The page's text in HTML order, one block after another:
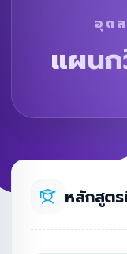
อุต
แผนก
หลักสูต